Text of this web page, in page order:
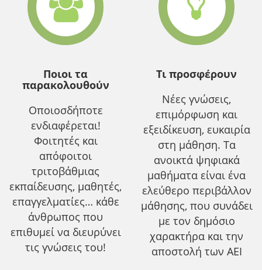
Ποιοι τα
παρακολουθούν
Οποιοσδήποτε
ενδιαφέρεται!
Φοιτητές και
απόφοιτοι
τριτοβάθμιας
εκπαίδευσης, μαθητές,
επαγγελματίες… κάθε
άνθρωπος που
επιθυμεί να διευρύνει
τις γνώσεις του!
Τι προσφέρουν
Νέες γνώσεις,
επιμόρφωση και
εξειδίκευση, ευκαιρία
στη μάθηση. Τα
ανοικτά ψηφιακά
μαθήματα είναι ένα
ελεύθερο περιβάλλον
μάθησης, που συνάδει
με τον δημόσιο
χαρακτήρα και την
αποστολή των ΑΕΙ